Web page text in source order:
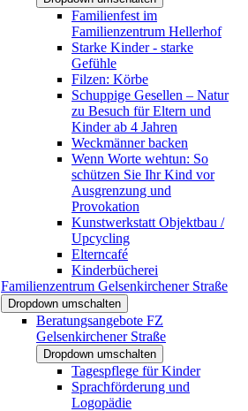
Familienfest im
Familienzentrum Hellerhof
Starke Kinder - starke
Gefühle
Filzen: Körbe
Schuppige Gesellen – Natur
zu Besuch für Eltern und
Kinder ab 4 Jahren
Weckmänner backen
Wenn Worte wehtun: So
schützen Sie Ihr Kind vor
Ausgrenzung und
Provokation
Kunstwerkstatt Objektbau /
Upcycling
Elterncafé
Kinderbücherei
Familienzentrum Gelsenkirchener Straße
Dropdown umschalten
Beratungsangebote FZ
Gelsenkirchener Straße
Dropdown umschalten
Tagespflege für Kinder
Sprachförderung und
Logopädie